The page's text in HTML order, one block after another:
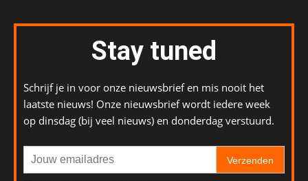
Stay tuned
Schrijf je in voor onze nieuwsbrief en mis nooit het
laatste nieuws! Onze nieuwsbrief wordt iedere week
op dinsdag (bij veel nieuws) en donderdag verstuurd.
Verzenden